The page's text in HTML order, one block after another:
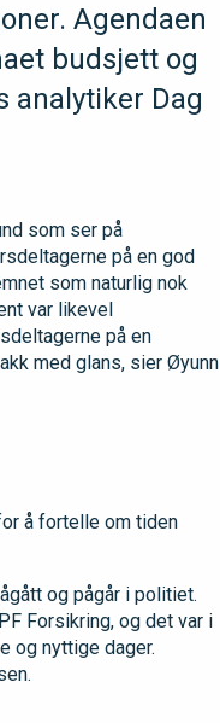
Agendaen
budsjett og
analytiker Dag
som ser på
på en god
som naturlig nok
var likevel
på en
med glans, sier Øyunn
å fortelle om tiden
og pågår i politiet.
Forsikring, og det var i
og nyttige dager.